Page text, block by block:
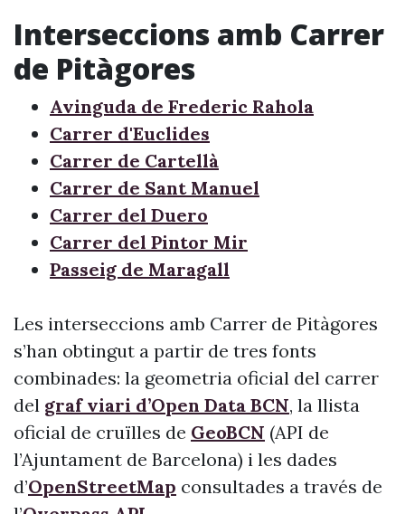
Interseccions amb Carrer
de Pitàgores
Avinguda de Frederic Rahola
Carrer d'Euclides
Carrer de Cartellà
Carrer de Sant Manuel
Carrer del Duero
Carrer del Pintor Mir
Passeig de Maragall
Les interseccions amb Carrer de Pitàgores
s’han obtingut a partir de tres fonts
combinades: la geometria oficial del carrer
del graf viari d’Open Data BCN, la llista
oficial de cruïlles de GeoBCN (API de
l’Ajuntament de Barcelona) i les dades
d’OpenStreetMap consultades a través de